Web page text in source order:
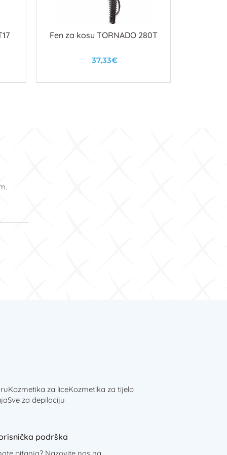
Fen za kosu TORNADO 280T
37,33€
U košaricu
Kozmetika za liceKozmetika za tijelo
Sve za depilaciju
podrška